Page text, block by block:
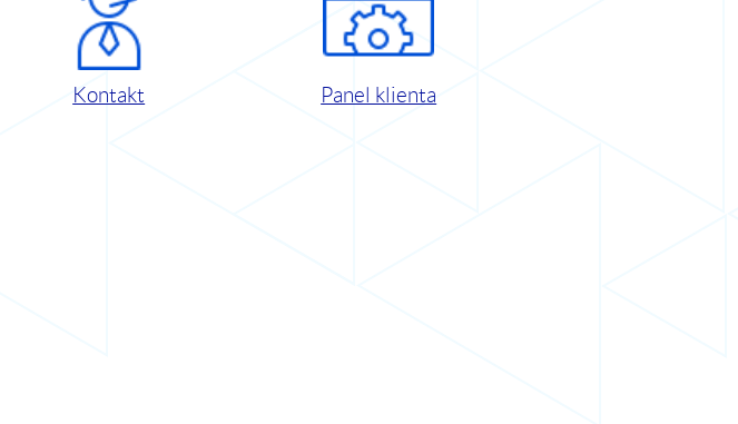
Kontakt Panel klienta